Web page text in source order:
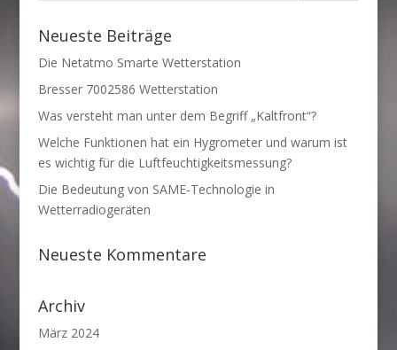
Neueste Beiträge
Die Netatmo Smarte Wetterstation
Bresser 7002586 Wetterstation
Was versteht man unter dem Begriff „Kaltfront“?
Welche Funktionen hat ein Hygrometer und warum ist
es wichtig für die Luftfeuchtigkeitsmessung?
Die Bedeutung von SAME-Technologie in
Wetterradiogeräten
Neueste Kommentare
Archiv
März 2024